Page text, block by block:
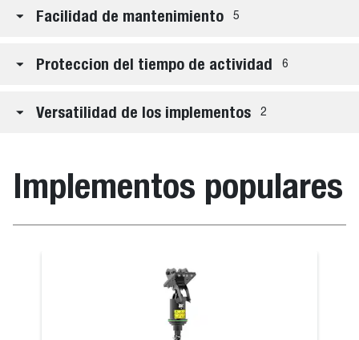
Facilidad de mantenimiento 5
Proteccion del tiempo de actividad 6
Versatilidad de los implementos 2
Implementos populares